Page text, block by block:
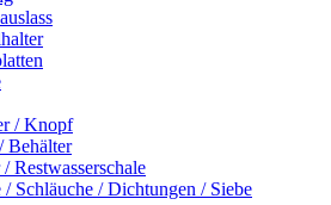
/ Knopf
Behälter
/ Restwasserschale
/ Schläuche / Dichtungen / Siebe